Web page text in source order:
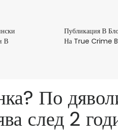
В
Публикация В
На True Crime
По
след 2